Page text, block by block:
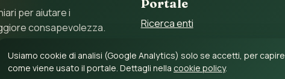
per aiutare i
consapevolezza.
11897790017 – C.F.
Portale
Ricerca enti
Guida al 5 per mille
Usiamo cookie di analisi (Google Analytics) solo se accetti, per capire
come viene usato il portale. Dettagli nella cookie policy.